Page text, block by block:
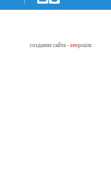
создание сайта - seopraim